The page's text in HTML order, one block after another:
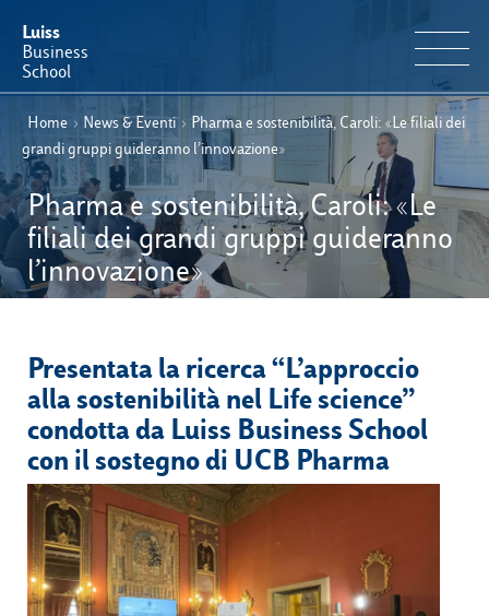
Luiss
Business
School
IT EN
Offerta Formativa
Perché Luiss Business School
Faculty & Ricerca
Operation & Students’ Experience
E-Learning
Campus & Hub:
Home › News & Eventi › Pharma e sostenibilità, Caroli: «Le filiali dei
grandi gruppi guideranno l’innovazione»
Pharma e sostenibilità, Caroli: «Le
filiali dei grandi gruppi guideranno
l’innovazione»
Presentata la ricerca “L’approccio
alla sostenibilità nel Life science”
condotta da Luiss Business School
con il sostegno di UCB Pharma